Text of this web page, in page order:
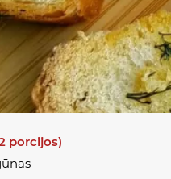
porcijos)